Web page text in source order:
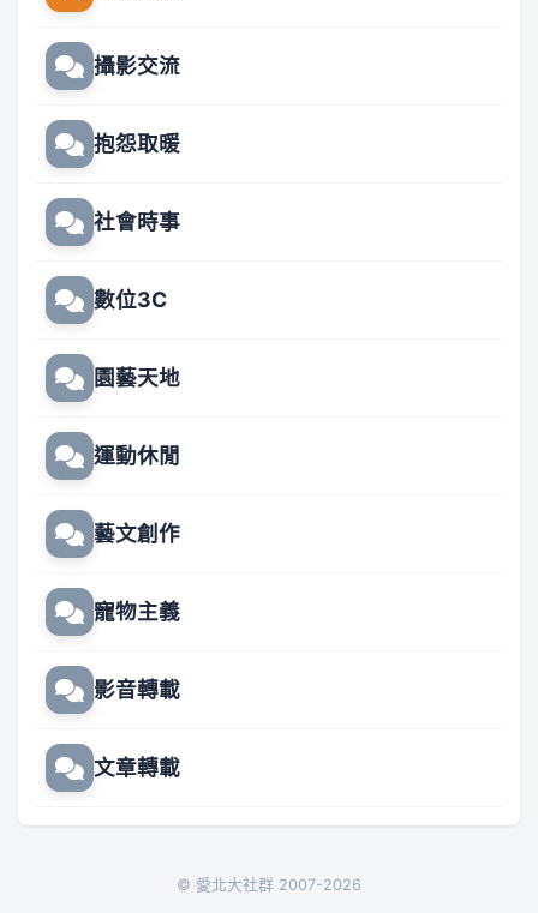
攝影交流
抱怨取暖
社會時事
數位3C
園藝天地
運動休閒
藝文創作
寵物主義
影音轉載
文章轉載
© 愛北大社群 2007-2026